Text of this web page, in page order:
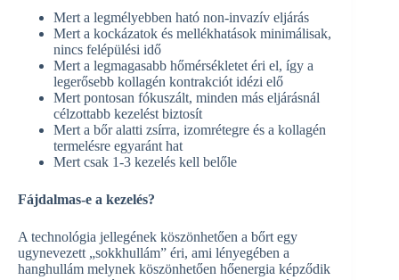
Mert a legmélyebben ható non-invazív eljárás
Mert a kockázatok és mellékhatások minimálisak,
nincs felépülési idő
Mert a legmagasabb hőmérsékletet éri el, így a
legerősebb kollagén kontrakciót idézi elő
Mert pontosan fókuszált, minden más eljárásnál
célzottabb kezelést biztosít
Mert a bőr alatti zsírra, izomrétegre és a kollagén
termelésre egyaránt hat
Mert csak 1-3 kezelés kell belőle
Fájdalmas-e a kezelés?
A technológia jellegének köszönhetően a bőrt egy
ugynevezett „sokkhullám” éri, ami lényegében a
hanghullám melynek köszönhetően hőenergia képződik